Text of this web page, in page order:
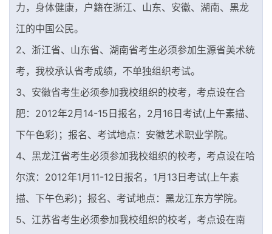
力，身体健康，户籍在浙江、山东、安徽、湖南、黑龙
江的中国公民。
2、浙江省、山东省、湖南省考生必须参加生源省美术统
考，我校承认省考成绩，不单独组织考试。
3、安徽省考生必须参加我校组织的校考，考点设在合
肥：2012年2月14-15日报名，2月16日考试(上午素描、
下午色彩)；报名、考试地点：安徽艺术职业学院。
4、黑龙江省考生必须参加我校组织的校考，考点设在哈
尔滨：2012年1月11-12日报名，1月13日考试(上午素
描、下午色彩)；报名、考试地点：黑龙江东方学院。
5、江苏省考生必须参加我校组织的校考，考点设在南